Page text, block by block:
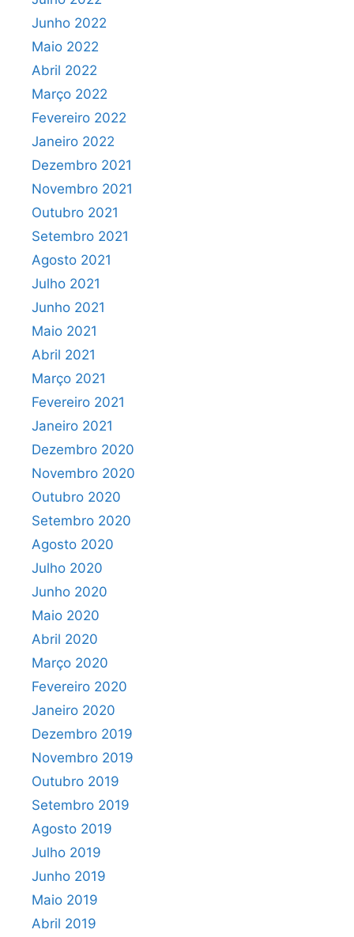
Junho 2022
Maio 2022
Abril 2022
Março 2022
Fevereiro 2022
Janeiro 2022
Dezembro 2021
Novembro 2021
Outubro 2021
Setembro 2021
Agosto 2021
Julho 2021
Junho 2021
Maio 2021
Abril 2021
Março 2021
Fevereiro 2021
Janeiro 2021
Dezembro 2020
Novembro 2020
Outubro 2020
Setembro 2020
Agosto 2020
Julho 2020
Junho 2020
Maio 2020
Abril 2020
Março 2020
Fevereiro 2020
Janeiro 2020
Dezembro 2019
Novembro 2019
Outubro 2019
Setembro 2019
Agosto 2019
Julho 2019
Junho 2019
Maio 2019
Abril 2019